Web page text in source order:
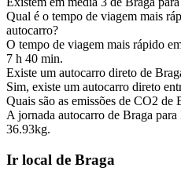
Qual é o tempo de viagem mais
autocarro?
O tempo de viagem mais rápido
7 h 40 min.
Existe um autocarro direto de
Sim, existe um autocarro direto
Quais são as emissões de CO2
A jornada autocarro de Braga
36.93kg.
Ir local de Braga